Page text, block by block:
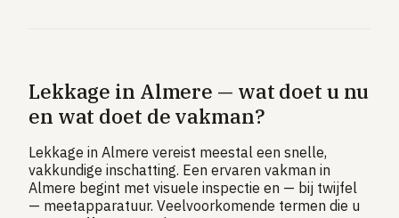
Lekkage in Almere — wat doet u nu
en wat doet de vakman?
Lekkage in Almere vereist meestal een snelle,
vakkundige inschatting. Een ervaren vakman in
Almere begint met visuele inspectie en — bij twijfel
— meetapparatuur. Veelvoorkomende termen die u